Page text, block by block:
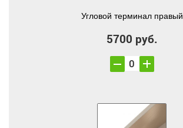
Угловой терминал правый
5700 руб.